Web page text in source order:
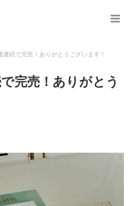
続で完売！ありがとうございます！
完売！ありがとう